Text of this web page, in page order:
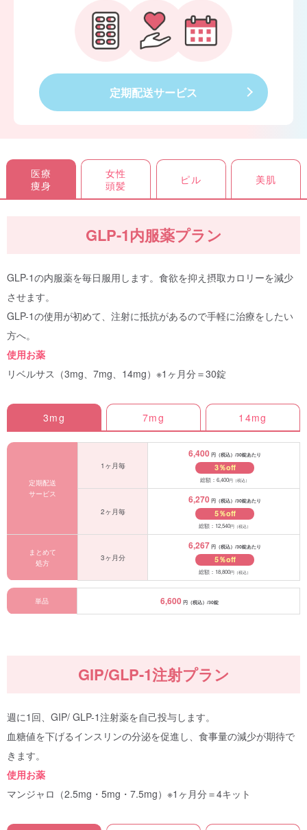
定期配送サービス
医療
痩身
女性
頭髪
ピル 美肌
GLP-1内服薬プラン
GLP-1の内服薬を毎日服用します。食欲を抑え摂取カロリーを減少
させます。
GLP-1の使用が初めて、注射に抵抗があるので手軽に治療をしたい
方へ。
使用お薬
リベルサス（3mg、7mg、14mg）※1ヶ月分＝30錠
3mg 7mg 14mg
定期配送
サービス
1ヶ月毎
6,400 円（税込）/30錠あたり
3％off
総額：6,400円（税込）
2ヶ月毎
6,270 円（税込）/30錠あたり
5％off
総額：12,540円（税込）
まとめて
処方
3ヶ月分
6,267 円（税込）/30錠あたり
5％off
総額：18,800円（税込）
単品 6,600 円（税込）/30錠
GIP/GLP-1注射プラン
週に1回、GIP/ GLP-1注射薬を自己投与します。
血糖値を下げるインスリンの分泌を促進し、食事量の減少が期待で
きます。
使用お薬
マンジャロ（2.5mg・5mg・7.5mg）※1ヶ月分＝4キット